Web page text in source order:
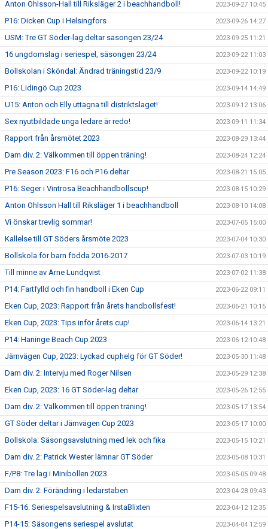
Anton Ohlsson-Hall till Riksläger 2 i beachhandboll! 2023-09-27 10:45
P16: Dicken Cup i Helsingfors 2023-09-26 14:27
USM: Tre GT Söder-lag deltar säsongen 23/24 2023-09-25 11:21
16 ungdomslag i seriespel, säsongen 23/24 2023-09-22 11:03
Bollskolan i Sköndal: Ändrad träningstid 23/9 2023-09-22 10:19
P16: Lidingö Cup 2023 2023-09-14 14:49
U15: Anton och Elly uttagna till distriktslaget! 2023-09-12 13:06
Sex nyutbildade unga ledare är redo! 2023-09-11 11:34
Rapport från årsmötet 2023 2023-08-29 13:44
Dam div. 2: Välkommen till öppen träning! 2023-08-24 12:24
Pre Season 2023: F16 och P16 deltar 2023-08-21 15:05
P16: Seger i Vintrosa Beachhandbollscup! 2023-08-15 10:29
Anton Ohlsson Hall till Riksläger 1 i beachhandboll 2023-08-10 14:08
Vi önskar trevlig sommar! 2023-07-05 15:00
Kallelse till GT Söders årsmöte 2023 2023-07-04 10:30
Bollskola för barn födda 2016-2017 2023-07-03 10:19
Till minne av Arne Lundqvist 2023-07-02 11:38
P14: Fartfylld och fin handboll i Eken Cup 2023-06-22 09:11
Eken Cup, 2023: Rapport från årets handbollsfest! 2023-06-21 10:15
Eken Cup, 2023: Tips inför årets cup! 2023-06-14 13:21
P14: Haninge Beach Cup 2023 2023-06-12 10:48
Järnvägen Cup, 2023: Lyckad cuphelg för GT Söder! 2023-05-30 11:48
Dam div. 2: Intervju med Roger Nilsen 2023-05-29 12:38
Eken Cup, 2023: 16 GT Söder-lag deltar 2023-05-26 12:55
Dam div. 2: Välkommen till öppen träning! 2023-05-17 13:54
GT Söder deltar i Järnvägen Cup 2023 2023-05-17 10:00
Bollskola: Säsongsavslutning med lek och fika 2023-05-15 10:21
Dam div. 2: Patrick Wester lämnar GT Söder 2023-05-08 10:31
F/P8: Tre lag i Minibollen 2023 2023-05-05 09:48
Dam div. 2: Förändring i ledarstaben 2023-04-28 09:43
F15-16: Seriespelsavslutning & IrstaBlixten 2023-04-12 12:35
P14-15: Säsongens seriespel avslutat 2023-04-04 12:59